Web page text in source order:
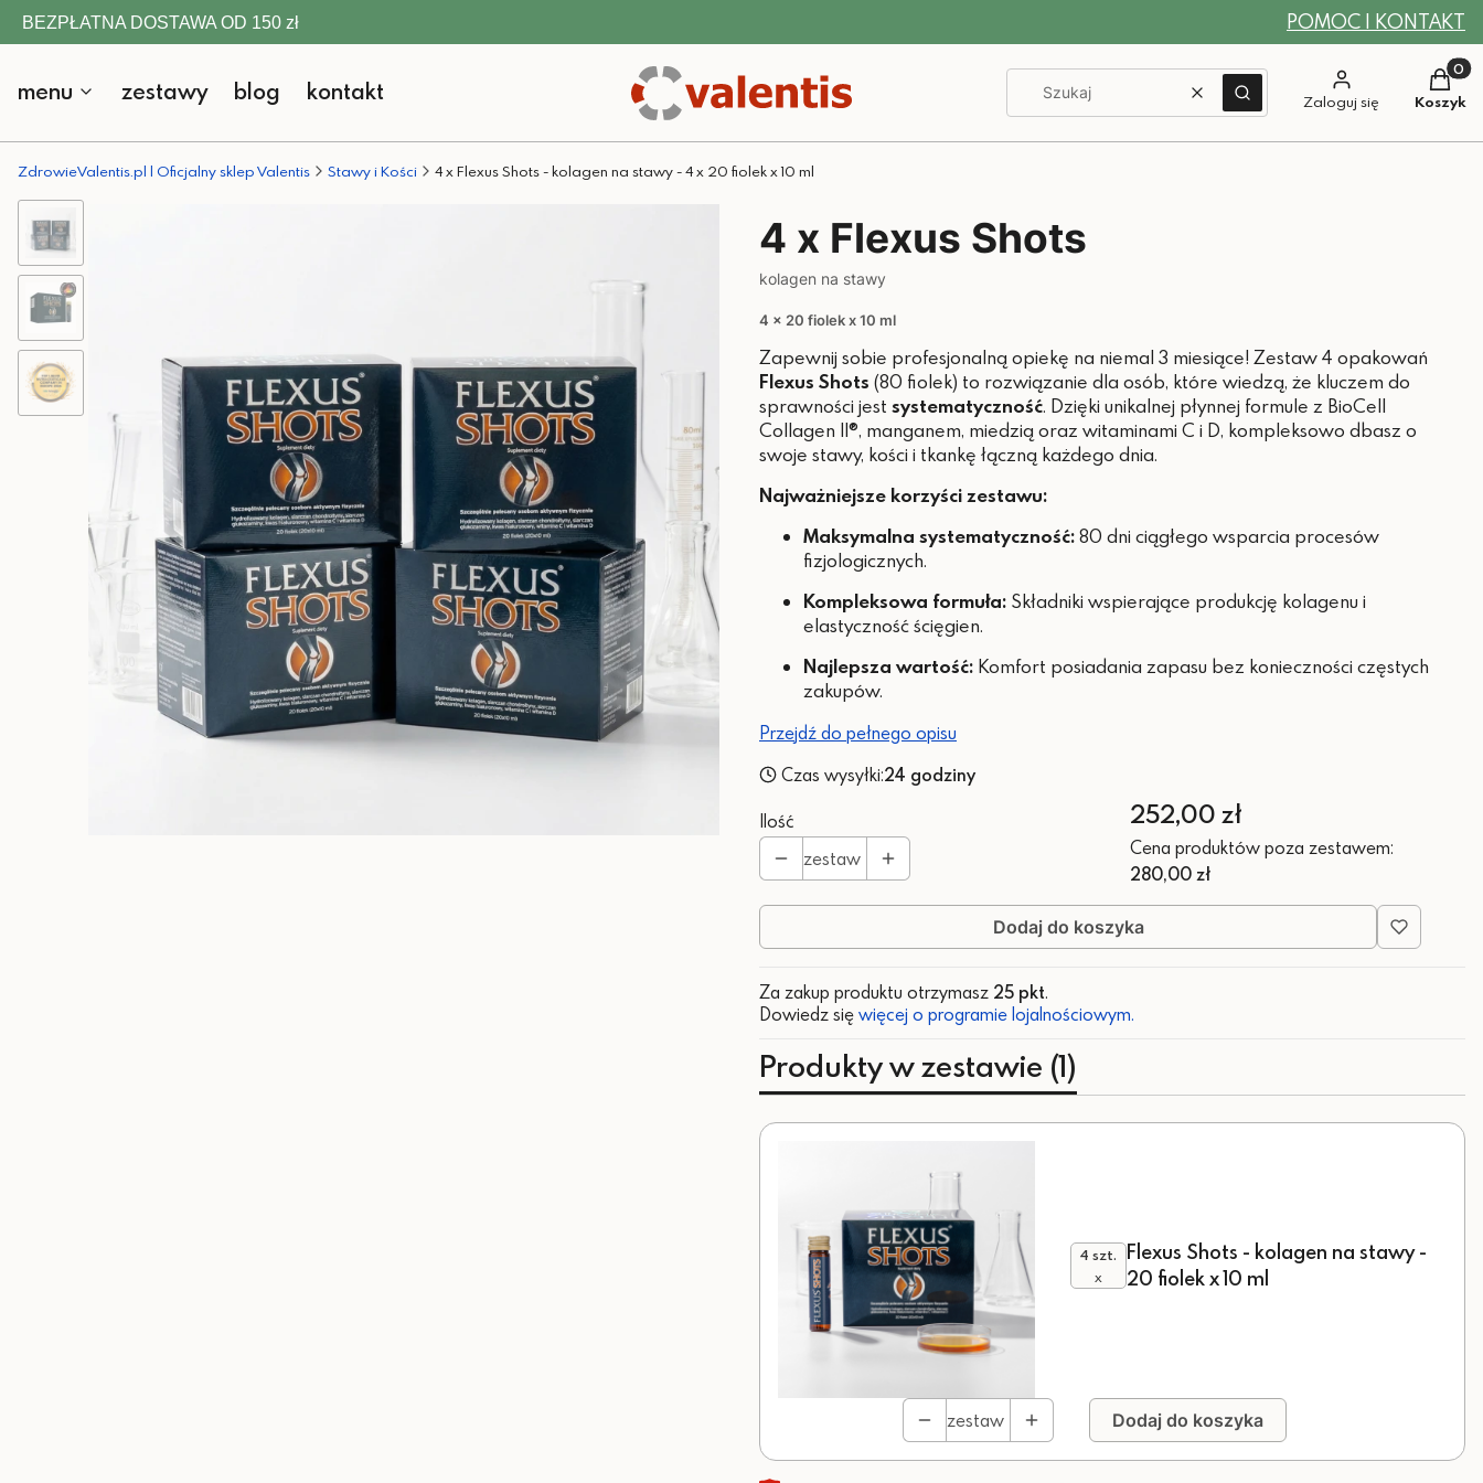
BEZPŁATNA DOSTAWA OD 150 zł POMOC I KONTAKT
menu zestawy blog kontakt WyczyśćSzukaj Zaloguj się Koszyk
ZdrowieValentis.pl | Oficjalny sklep Valentis Stawy i Kości 4 x Flexus Shots - kolagen na stawy - 4 x 20 fiolek x 10 ml
4 x Flexus Shots
kolagen na stawy
4 x 20 fiolek x 10 ml
Zapewnij sobie profesjonalną opiekę na niemal 3 miesiące! Zestaw 4 opakowań
Flexus Shots (80 fiolek) to rozwiązanie dla osób, które wiedzą, że kluczem do
sprawności jest systematyczność. Dzięki unikalnej płynnej formule z BioCell
Collagen II®, manganem, miedzią oraz witaminami C i D, kompleksowo dbasz o
swoje stawy, kości i tkankę łączną każdego dnia.
Najważniejsze korzyści zestawu:
Maksymalna systematyczność:80 dni ciągłego wsparcia procesów
fizjologicznych.
Kompleksowa formuła: Składniki wspierające produkcję kolagenu i
elastyczność ścięgien.
Najlepsza wartość: Komfort posiadania zapasu bez konieczności częstych
zakupów.
Przejdź do pełnego opisu
Czas wysyłki:24 godziny
Ilość
zestaw
Cena
252,00 zł
Cena produktów poza zestawem:
280,00 zł
Dodaj do koszyka
Za zakup produktu otrzymasz 25 pkt.
Dowiedz się więcej o programie lojalnościowym.
Produkty w zestawie (1)
4 szt.
x
Flexus Shots - kolagen na stawy -
20 fiolek x 10 ml
zestaw Dodaj do koszyka